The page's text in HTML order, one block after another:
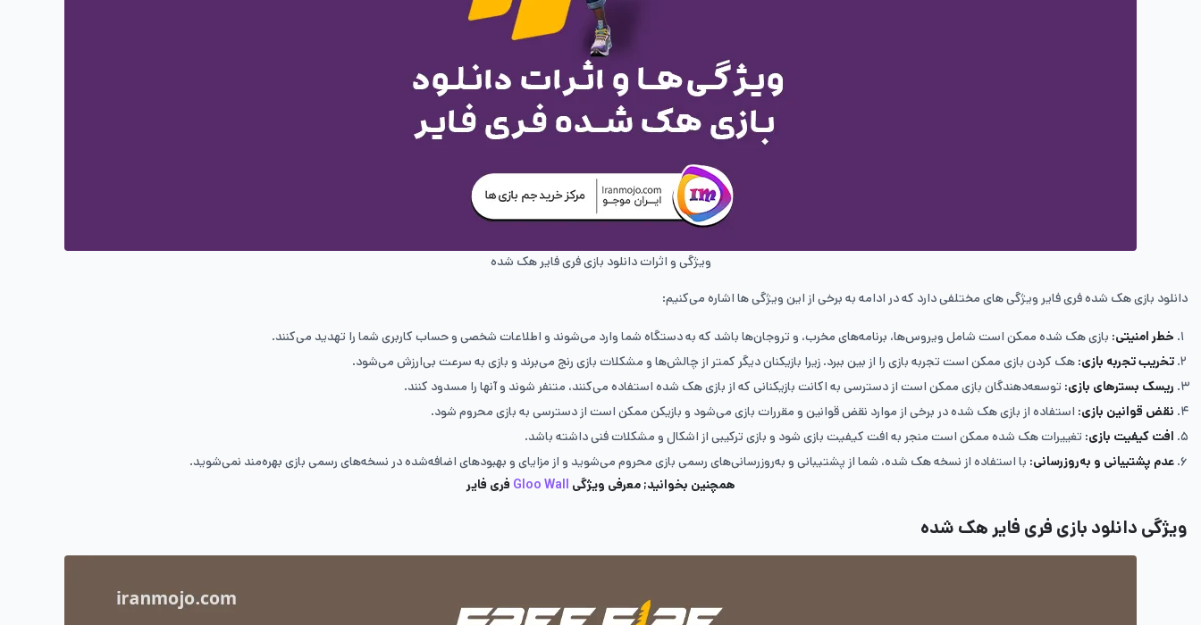
ویژگی و اثرات دانلود بازی فری فایر هک شده
دانلود بازی هک شده فری فایر ویژگی های مختلفی دارد که در ادامه به برخی از این ویژگی ها اشاره می‌کنیم:
خطر امنیتی: بازی هک شده ممکن است شامل ویروس‌ها، برنامه‌های مخرب، و تروجان‌ها باشد که به دستگاه شما وارد می‌شوند و اطلاعات شخصی و حساب کاربری شما را تهدید می‌کنند.
تخریب تجربه بازی: هک کردن بازی ممکن است تجربه بازی را از بین ببرد. زیرا بازیکنان دیگر کمتر از چالش‌ها و مشکلات بازی رنج می‌برند و بازی به سرعت بی‌ارزش می‌شود.
ریسک بسترهای بازی: توسعه‌دهندگان بازی ممکن است از دسترسی به اکانت بازیکنانی که از بازی هک شده استفاده می‌کنند، متنفر شوند و آنها را مسدود کنند.
نقض قوانین بازی: استفاده از بازی هک شده در برخی از موارد نقض قوانین و مقررات بازی می‌شود و بازیکن ممکن است از دسترسی به بازی محروم شود.
افت کیفیت بازی: تغییرات هک شده ممکن است منجر به افت کیفیت بازی شود و بازی ترکیبی از اشکال و مشکلات فنی داشته باشد.
عدم پشتیبانی و به‌روزرسانی: با استفاده از نسخه هک شده، شما از پشتیبانی و به‌روزرسانی‌های رسمی بازی محروم می‌شوید و از مزایای و بهبودهای اضافه‌شده در نسخه‌های رسمی بازی بهره‌مند نمی‌شوید.
همچنین بخوانید; معرفی ویژگی Gloo Wall فری فایر
ویژگی دانلود بازی فری فایر هک شده